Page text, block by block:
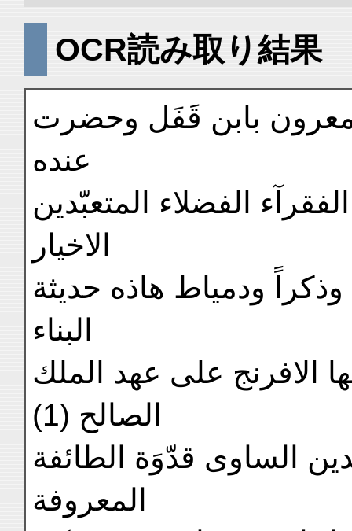
OCR読み取り結果
بابن قَفَل وحضرت
عنده
الفضلاء المتعبّدين
الاخيار
ودمياط هاذه حديثة
البناء
الافرنج على عهد الملك
الصالح (1)
الساوى قدّوَة الطائفة
المعروفة